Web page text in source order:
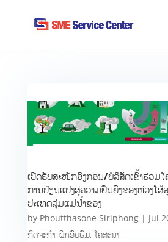
ເປີດຮັບສະໝັກອົງກອນ/ບໍລິສັດເຂົ້າຮ່ວມໂ
ການປ່ຽນແປງສູ່ຄວາມຢືນຍົງຂອງຫ່ວງໂສ້
ປະເທດລຸ່ມແມ່ນ້ຳຂອງ
by Phoutthasone Siriphong| Jul
ກິດຈະກຳ, ຝຶກອົບຮົມ, ໂຄສະນາ